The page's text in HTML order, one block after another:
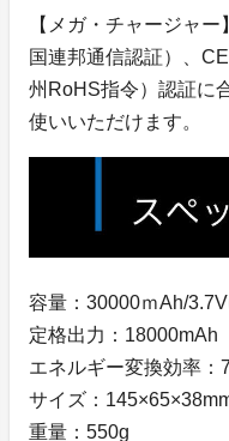
【メガ・チャージャ
国連邦通信認証）、
州RoHS指令）認証に
使いいただけます。
容量：30000ｍAh/
定格出力：18000mAh
エネルギー変換効率：
サイズ：
重量：550g